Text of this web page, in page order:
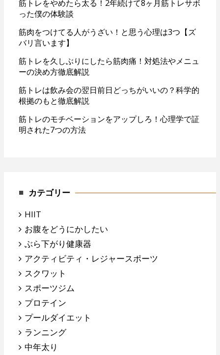
筋トレをやめたら太る！2年続けて8ヶ月筋トレサボ
った僕の体験談
筋肉をつけてる人がうざい！と思う心理は3つ【ズ
バリ言います】
筋トレを久しぶりにしたら筋肉痛！対処法やメニュ
ーの決め方徹底解説
筋トレは飲み会の翌日前日どっちがいいの？科学的
根拠のもと徹底解説
筋トレのモチベーションをアップしろ！心理学で証
明された7つの方法
カテゴリー
HIIT
お腹をどうにかしたい
ぶら下がり健康器
アクティビティ・レジャースポーツ
スクワット
スポーツジム
プロテイン
プールダイエット
ランニング
中年太り